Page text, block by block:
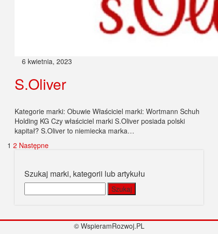
6 kwietnia, 2023
S.Oliver
Kategorie marki: Obuwie Właściciel marki: Wortmann Schuh
Holding KG Czy właściciel marki S.Oliver posiada polski
kapitał? S.Oliver to niemiecka marka…
Stronicowanie
1 2 Następne
Szukaj marki, kategorii lub artykułu
© WspieramRozwoj.PL